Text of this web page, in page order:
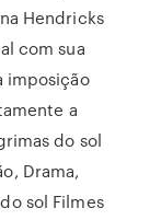
Hendricks
com sua
imposição
a
do sol
Drama,
sol Filmes